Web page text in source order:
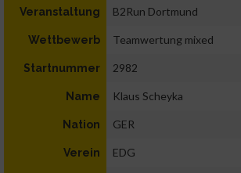
Veranstaltung B2Run Dortmund
Wettbewerb Teamwertung mixed
Startnummer 2982
Name Klaus Scheyka
Nation GER
Verein EDG